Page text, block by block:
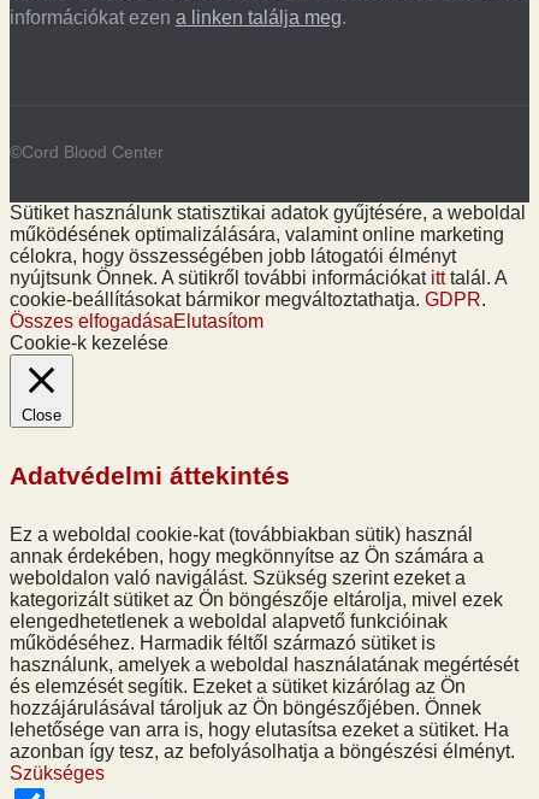
információkat ezen a linken találja meg.
©Cord Blood Center
Sütiket használunk statisztikai adatok gyűjtésére, a weboldal
működésének optimalizálására, valamint online marketing
célokra, hogy összességében jobb látogatói élményt
nyújtsunk Önnek. A sütikről további információkat itttalál. A
cookie-beállításokat bármikor megváltoztathatja. GDPR.
Összes elfogadásaElutasítom
Cookie-k kezelése
Close
Adatvédelmi áttekintés
Ez a weboldal cookie-kat (továbbiakban sütik) használ
annak érdekében, hogy megkönnyítse az Ön számára a
weboldalon való navigálást. Szükség szerint ezeket a
kategorizált sütiket az Ön böngészője eltárolja, mivel ezek
elengedhetetlenek a weboldal alapvető funkcióinak
működéséhez. Harmadik féltől származó sütiket is
használunk, amelyek a weboldal használatának megértését
és elemzését segítik. Ezeket a sütiket kizárólag az Ön
hozzájárulásával tároljuk az Ön böngészőjében. Önnek
lehetősége van arra is, hogy elutasítsa ezeket a sütiket. Ha
azonban így tesz, az befolyásolhatja a böngészési élményt.
Szükséges